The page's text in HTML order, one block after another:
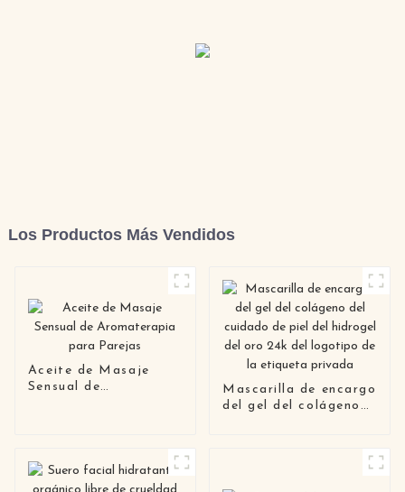
Los Productos Más Vendidos
Aceite de Masaje
Sensual de
Mascarilla de encargo
del gel del colágeno
24k del logotipo de la